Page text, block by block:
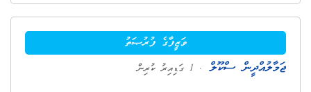
ވަޒީފާގެ ފުރުޞަތު
ޖަމާލުއްދީން ސްކޫލް . 1 ގަޑިއިރު ކުރިން